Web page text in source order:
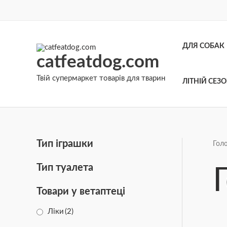
catfeatdog.com
Твій супермаркет товарів для тварин
ДЛЯ СОБАК
ЛІТНІЙ
Тип іграшки
Тип туалета
Товари у ветаптеці
Ліки (2)